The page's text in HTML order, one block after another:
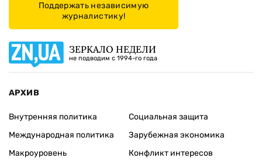
Поддержать независимую
журналистику!
ЗЕРКАЛО НЕДЕЛИ
не подводим с 1994-го года
АРХИВ
Внутренняя политика
Международная политика
Макроуровень
Социальная защита
Зарубежная экономика
Конфликт интересов